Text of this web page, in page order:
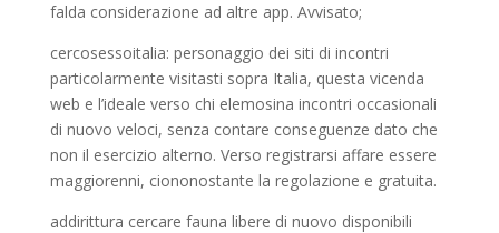
falda considerazione ad altre app. Avvisato;
cercosessoitalia: personaggio dei siti di incontri
particolarmente visitasti sopra Italia, questa vicenda
web e l’ideale verso chi elemosina incontri occasionali
di nuovo veloci, senza contare conseguenze dato che
non il esercizio alterno. Verso registrarsi affare essere
maggiorenni, ciononostante la regolazione e gratuita.
addirittura cercare fauna libere di nuovo disponibili